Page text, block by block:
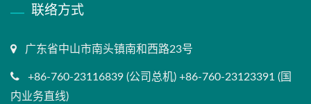
联络方式
广东省中山市南头镇南和西路23号
+86-760-23116839 (公司总机) +86-760-23123391 (国
内业务直线)